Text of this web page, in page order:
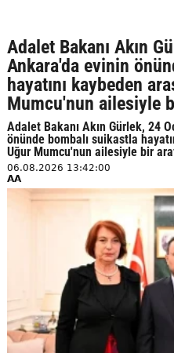
Adalet Bakanı Akın
Ankara'da evinin
hayatını kaybeden
Mumcu'nun ailesiyle
Adalet Bakanı Akın Gürlek, 24
önünde bombalı suikastla
Uğur Mumcu'nun ailesiyle bir
06.08.2026 13:42:00
AA